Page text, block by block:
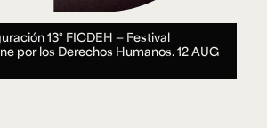
13° FICDEH — Festival
por los Derechos Humanos.12 AUG